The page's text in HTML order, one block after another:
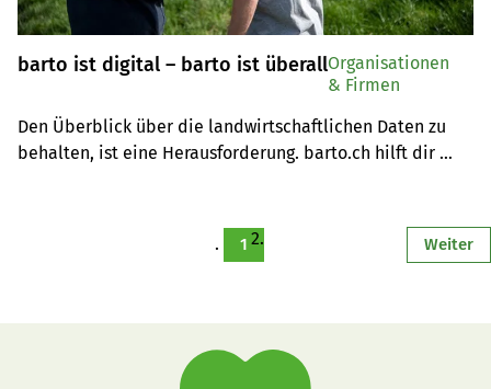
barto ist digital – barto ist überall
Den Überblick über die landwirtschaftlichen Daten zu
behalten, ist eine Herausforderung. barto.ch hilft dir
Organisationen
& Firmen
1 Weiter